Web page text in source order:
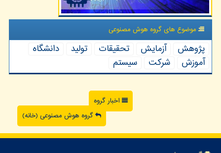
موضوع های گروه هوش مصنوعی
پژوهش آزمایش تحقیقات تولید
دانشگاه
آموزش
شركت سیستم
اخبار گروه
گروه هوش مصنوعی (خانه)